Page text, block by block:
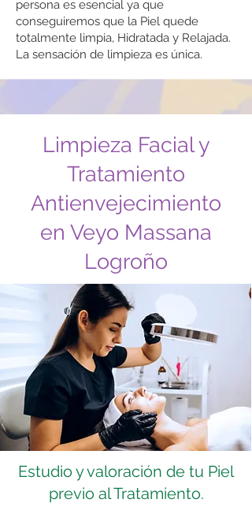
persona es esencial ya que
conseguiremos que la Piel quede
totalmente limpia, Hidratada y Relajada.
La sensación de limpieza es única.
Limpieza Facial y
Tratamiento
Antienvejecimiento
en Veyo Massana
Logroño
Estudio y valoración de tu Piel
previo al Tratamiento.